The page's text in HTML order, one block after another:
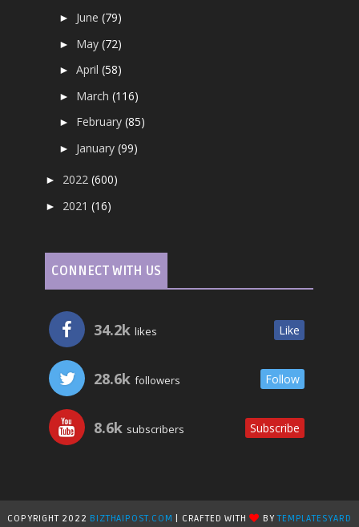
► June(79)
► May(72)
►April(58)
► March(116)
► February(85)
► January(99)
► 2022(600)
► 2021(16)
CONNECT WITH US
34.2k likes Like
28.6k followers Follow
8.6k subscribers Subscribe
COPYRIGHT 2022 BIZTHAIPOST.COM | CRAFTED WITH BYTEMPLATESYARD